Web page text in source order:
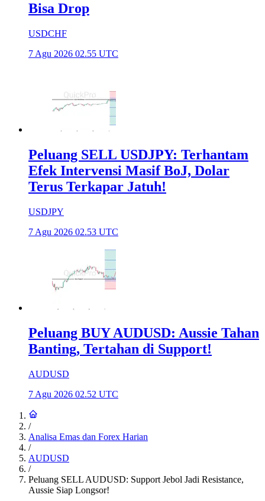
Bisa Drop
USDCHF
7 Agu 2026 02.55 UTC
Peluang SELL USDJPY: Terhantam
Efek Intervensi Masif BoJ, Dolar
Terus Terkapar Jatuh!
USDJPY
7 Agu 2026 02.53 UTC
Peluang BUY AUDUSD: Aussie Tahan
Banting, Tertahan di Support!
AUDUSD
7 Agu 2026 02.52 UTC
/
Analisa Emas dan Forex Harian
/
AUDUSD
/
Peluang SELL AUDUSD: Support Jebol Jadi Resistance,
Aussie Siap Longsor!